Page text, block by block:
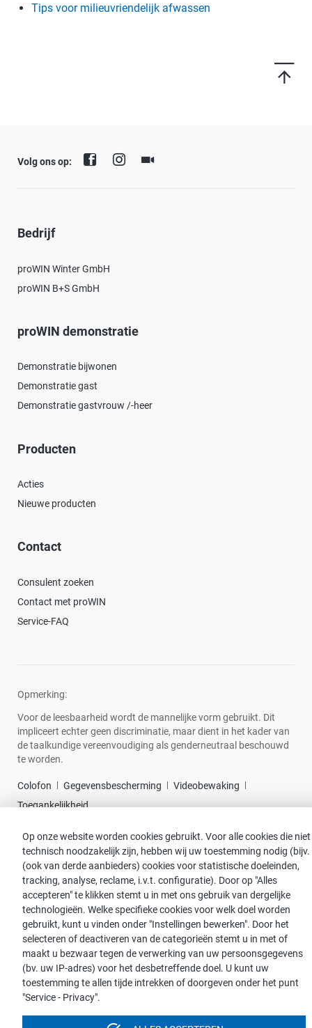
Tips voor milieuvriendelijk afwassen
Op onze website worden cookies gebruikt. Voor alle cookies die niet
technisch noodzakelijk zijn, hebben wij uw toestemming nodig (bijv.
(ook van derde aanbieders) cookies voor statistische doeleinden,
tracking, analyse, reclame, i.v.t. configuratie). Door op "Alles
accepteren" te klikken stemt u in met ons gebruik van dergelijke
technologieën. Welke specifieke cookies voor welk doel worden
gebruikt, kunt u vinden onder "Instellingen bewerken". Door het
selecteren of deactiveren van de categorieën stemt u in met of
maakt u bezwaar tegen de verwerking van uw persoonsgegevens
(bv. uw IP-adres) voor het desbetreffende doel. U kunt uw
toestemming te allen tijde intrekken of doorgeven onder het punt
"Service - Privacy".
Volg ons op:
Bedrijf
proWIN Winter GmbH
proWIN B+S GmbH
proWIN demonstratie
Demonstratie bijwonen
Demonstratie gast
Demonstratie gastvrouw /-heer
Producten
Acties
Nieuwe producten
Contact
Consulent zoeken
Contact met proWIN
Service-FAQ
Opmerking:
Voor de leesbaarheid wordt de mannelijke vorm gebruikt. Dit
impliceert echter geen discriminatie, maar dient in het kader van
de taalkundige vereenvoudiging als genderneutraal beschouwd
te worden.
Colofon Gegevensbescherming
Videobewaking
Toegankelijkheid
© 2026 proWIN international